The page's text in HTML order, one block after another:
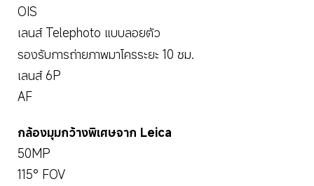
OIS
เลนส์ Telephoto แบบลอยตัว
รองรับการถ่ายภาพมาโครระยะ 10 ซม.
เลนส์ 6P
AF
กล้องมุมกว้างพิเศษจาก Leica
50MP
115° FOV